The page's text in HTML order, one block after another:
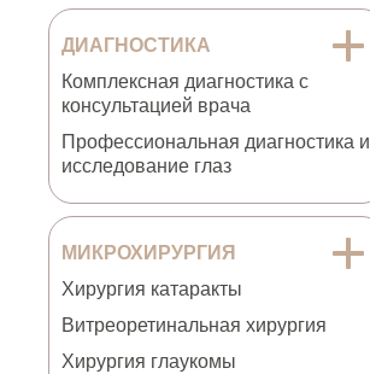
ДИАГНОСТИКА
Комплексная диагностика с
консультацией врача
Профессиональная диагностика и
исследование глаз
МИКРОХИРУРГИЯ
Хирургия катаракты
Витреоретинальная хирургия
Хирургия глаукомы